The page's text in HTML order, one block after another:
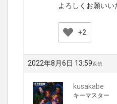
よろしくお願いい
+2
2022年8月6日 13:59返信
kusakabe
キーマスター